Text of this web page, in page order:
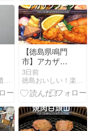
【徳島県鳴門
市】アカザワ
フーズ
3日前